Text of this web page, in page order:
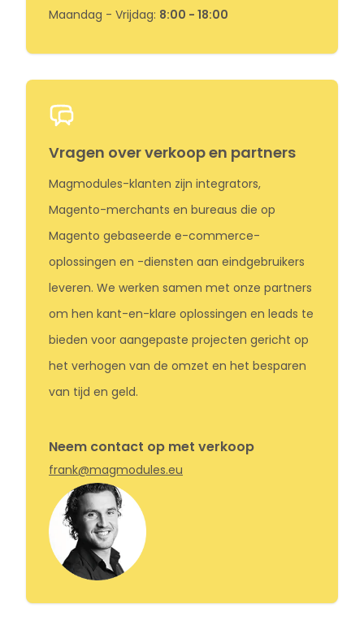
Maandag - Vrijdag: 8:00 - 18:00
Vragen over verkoop en partners
Magmodules-klanten zijn integrators,
Magento-merchants en bureaus die op
Magento gebaseerde e-commerce-
oplossingen en -diensten aan eindgebruikers
leveren. We werken samen met onze partners
om hen kant-en-klare oplossingen en leads te
bieden voor aangepaste projecten gericht op
het verhogen van de omzet en het besparen
van tijd en geld.
Neem contact op met verkoop
frank@magmodules.eu